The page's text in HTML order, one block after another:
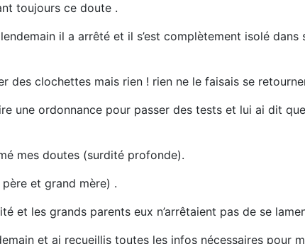
toujours ce doute .
il a arrêté et il s’est complètement isolé
des clochettes mais rien ! rien ne le faisais se
une ordonnance pour passer des tests et lui ai dit
mes doutes (surdité profonde).
et grand mère) .
et les grands parents eux n’arrêtaient pas de se
et ai recueillis toutes les infos nécessaires pour